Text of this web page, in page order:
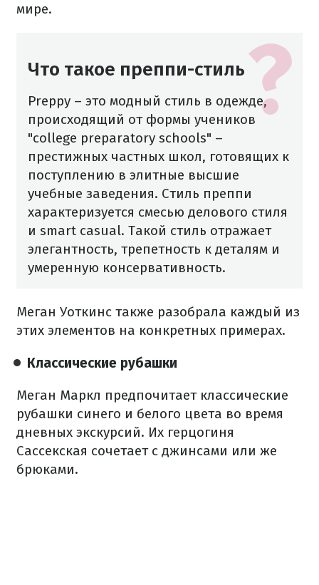
мире.
Что такое преппи-стиль
Preppy – это модный стиль в одежде,
происходящий от формы учеников
"college preparatory schools" –
престижных частных школ, готовящих к
поступлению в элитные высшие
учебные заведения. Стиль преппи
характеризуется смесью делового стиля
и smart casual. Такой стиль отражает
элегантность, трепетность к деталям и
умеренную консервативность.
Меган Уоткинс также разобрала каждый из
этих элементов на конкретных примерах.
Классические рубашки
Меган Маркл предпочитает классические
рубашки синего и белого цвета во время
дневных экскурсий. Их герцогиня
Сассекская сочетает с джинсами или же
брюками.